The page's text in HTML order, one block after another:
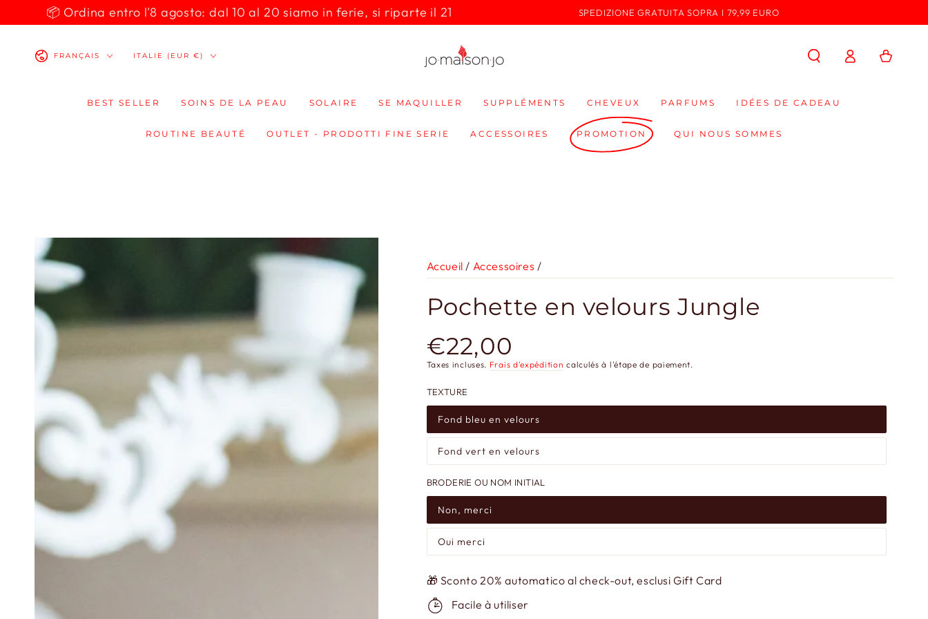
IGNORER LE
CONTENU📦 Ordina entro l'8 agosto: dal 10 al 20 siamo in ferie, si riparte il 21 SPEDIZIONE GRATUITA SOPRA I 79,99 EURO
LangueFRANÇAIS Pays/région
ITALIE (EUR €)
BEST SELLER SOINS DE LA PEAU SOLAIRE SE MAQUILLER SUPPLÉMENTS CHEVEUX PARFUMS IDÉES DE CADEAU
ROUTINE BEAUTÉ OUTLET - PRODOTTI FINE SERIE ACCESSOIRES PROMOTION QUI NOUS SOMMES
Connexion Panier
IGNORER LES
SUR LE PRODUIT
Accueil / Accessoires /
Pochette en velours Jungle
Prix
normal
€22,00
Taxes incluses. Frais d'expédition calculés à l'étape de paiement.
TEXTURE
Fond bleu en velours
Fond vert en velours
BRODERIE OU NOM INITIAL
Non, merci
Oui merci
🎁 Sconto 20% automatico al check-out, esclusi Gift Card
Facile à utiliser